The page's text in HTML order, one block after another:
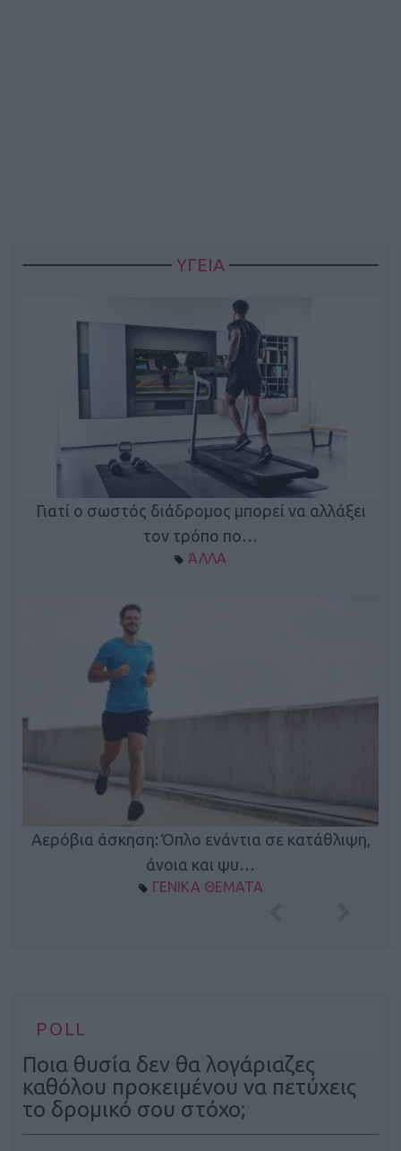
ΥΓΕΙΑ
Γιατί ο σωστός διάδρομος μπορεί να αλλάξει
τον τρόπο πο…
ΆΛΛΑ
Αερόβια άσκηση: Όπλο ενάντια σε κατάθλιψη,
άνοια και ψυ…
ΓΕΝΙΚΑ ΘΕΜΑΤΑ
POLL
Ποια θυσία δεν θα λογάριαζες
καθόλου προκειμένου να πετύχεις
το δρομικό σου στόχο;